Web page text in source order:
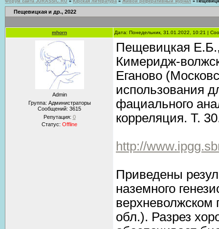
Форум сайта JURASSIC.RU » Юрская литература » Живой реферативный журнал »
Пещевицкая и др., 2022
mhorn Дата: Понедельник, 31.01.2022, 10:21 |
Admin
Группа: Администраторы
Сообщений: 3615
Репутация: 0
Статус: Offline
Пещевицкая
Кимеридж-
Еганово
использования
фациального
корреляция. Т.
http://
Приведены
наземного
верхневолжском
обл.). Разрез